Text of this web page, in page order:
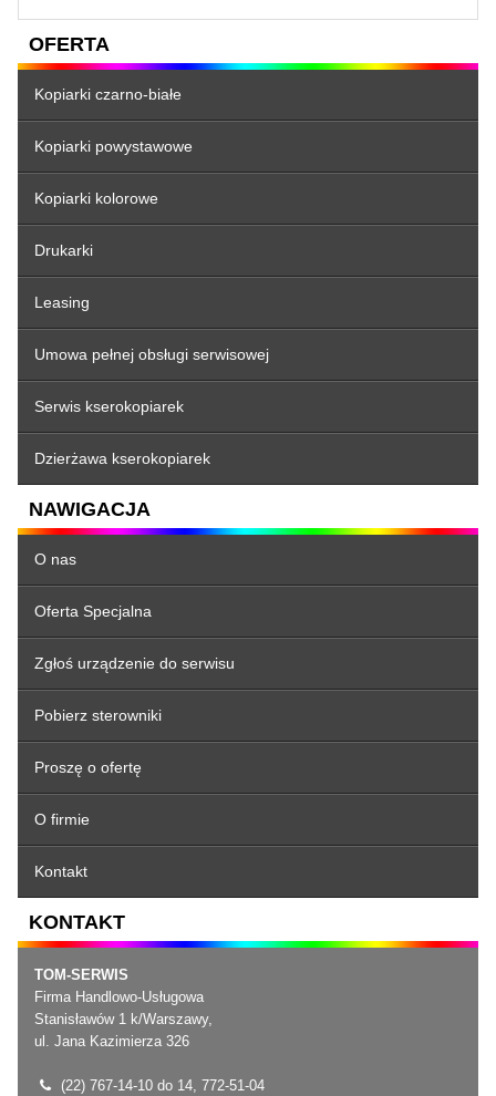
OFERTA
Kopiarki czarno-białe
Kopiarki powystawowe
Kopiarki kolorowe
Drukarki
Leasing
Umowa pełnej obsługi serwisowej
Serwis kserokopiarek
Dzierżawa kserokopiarek
NAWIGACJA
O nas
Oferta Specjalna
Zgłoś urządzenie do serwisu
Pobierz sterowniki
Proszę o ofertę
O firmie
Kontakt
KONTAKT
TOM-SERWIS
Firma Handlowo-Usługowa
Stanisławów 1 k/Warszawy,
ul. Jana Kazimierza 326
(22) 767-14-10 do 14, 772-51-04